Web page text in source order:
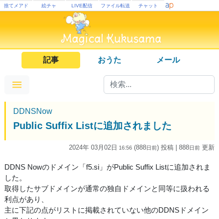
捨てメアド 絵チャ LIVE配信 ファイル転送 チャット
記事 おうた メール
DDNSNow
Public Suffix Listに追加されました
2024年 03月02日 16:56 (888日前) 投稿 | 888日前 更新
DDNS Nowのドメイン「f5.si」がPublic Suffix Listに追加されま
した。
取得したサブドメインが通常の独自ドメインと同等に扱われる
利点があり、
主に下記の点がリストに掲載されていない他のDDNSドメイン